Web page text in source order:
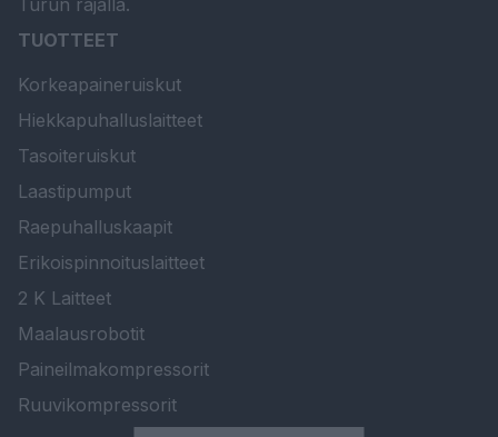
Turun rajalla.
TUOTTEET
Korkeapaineruiskut
Hiekkapuhalluslaitteet
Tasoiteruiskut
Laastipumput
Raepuhalluskaapit
Erikoispinnoituslaitteet
2 K Laitteet
Maalausrobotit
Paineilmakompressorit
Ruuvikompressorit